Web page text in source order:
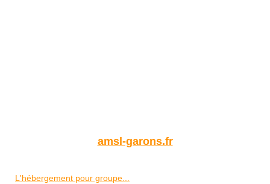
amsl-garons.fr
L'hébergement pour groupe...